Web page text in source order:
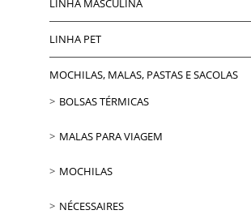
LINHA PET
MOCHILAS, MALAS, PASTAS E SACOLAS
BOLSAS TÉRMICAS
MALAS PARA VIAGEM
MOCHILAS
NÉCESSAIRES